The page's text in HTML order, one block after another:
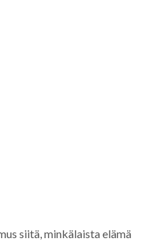
siitä, minkälaista elämä